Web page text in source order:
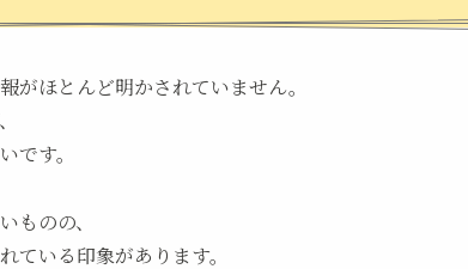
がほとんど明かされていません。
です。
ものの、
ている印象があります。